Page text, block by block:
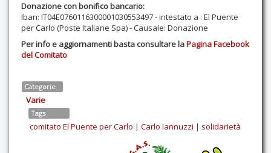
Donazione con bonifico bancario:
Iban: IT04E0760116300001030553497 - intestato a : El Puente
per Carlo (Poste Italiane Spa) - Causale: Donazione
Per info e aggiornamenti basta consultare laPagina Facebook
del Comitato
Categorie
Varie
Tags
comitato El Puente per Carlo | Carlo Iannuzzi | solidarietà